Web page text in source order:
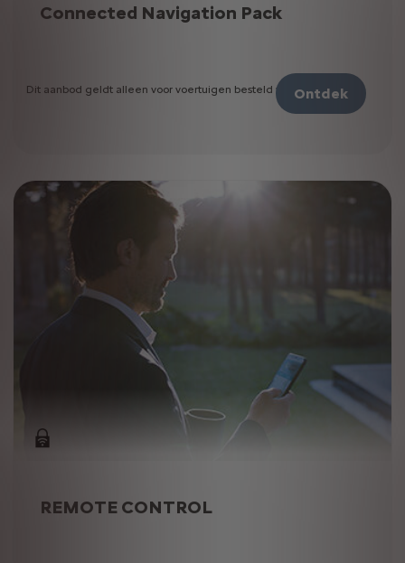
Connected Navigation Pack
Dit aanbod geldt alleen voor voertuigen besteld vóór 1 juli 2023
Ontdek
REMOTE CONTROL